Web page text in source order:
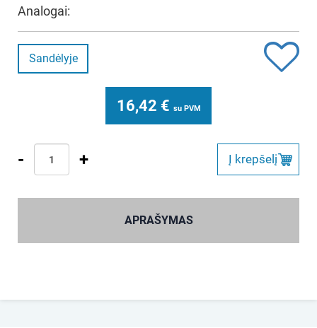
Analogai:
Sandėlyje
16,42 € su PVM
- + Į krepšelį
APRAŠYMAS